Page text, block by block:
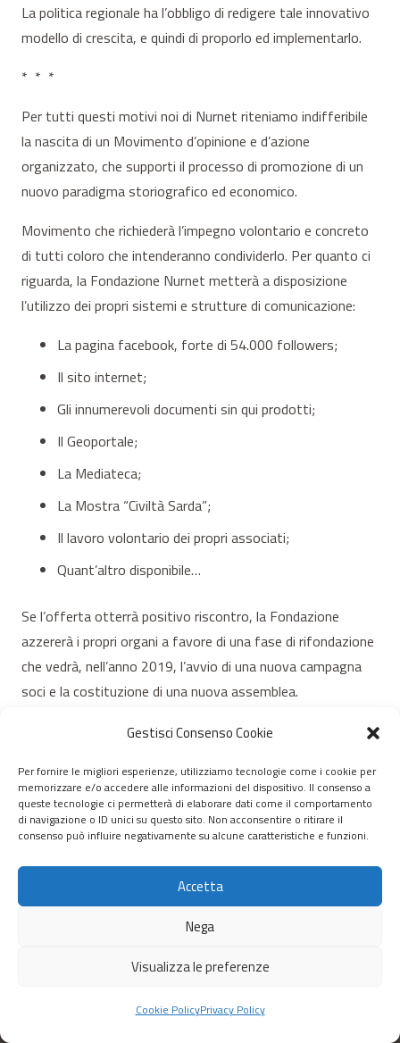
Gestisci Consenso Cookie
Per fornire le migliori esperienze, utilizziamo tecnologie come i cookie per
memorizzare e/o accedere alle informazioni del dispositivo. Il consenso a
queste tecnologie ci permetterà di elaborare dati come il comportamento
di navigazione o ID unici su questo sito. Non acconsentire o ritirare il
consenso può influire negativamente su alcune caratteristiche e funzioni.
Accetta
Nega
Visualizza le preferenze
Cookie PolicyPrivacy Policy
La politica regionale ha l’obbligo di redigere tale innovativo
modello di crescita, e quindi di proporlo ed implementarlo.
* * *
Per tutti questi motivi noi di Nurnet riteniamo indifferibile
la nascita di un Movimento d’opinione e d’azione
organizzato, che supporti il processo di promozione di un
nuovo paradigma storiografico ed economico.
Movimento che richiederà l’impegno volontario e concreto
di tutti coloro che intenderanno condividerlo. Per quanto ci
riguarda, la Fondazione Nurnet metterà a disposizione
l’utilizzo dei propri sistemi e strutture di comunicazione:
La pagina facebook, forte di 54.000 followers;
Il sito internet;
Gli innumerevoli documenti sin qui prodotti;
Il Geoportale;
La Mediateca;
La Mostra “Civiltà Sarda”;
Il lavoro volontario dei propri associati;
Quant’altro disponibile…
Se l’offerta otterrà positivo riscontro, la Fondazione
azzererà i propri organi a favore di una fase di rifondazione
che vedrà, nell’anno 2019, l’avvio di una nuova campagna
soci e la costituzione di una nuova assemblea.
Di seguito tale assemblea sarà convocata per la stesura di
di Gestione, del Presidente e del Vicepresidente.
© 2020 – 2026 Nurnet – La rete dei Nuraghi – webdesign:
antoniopalumbo.it